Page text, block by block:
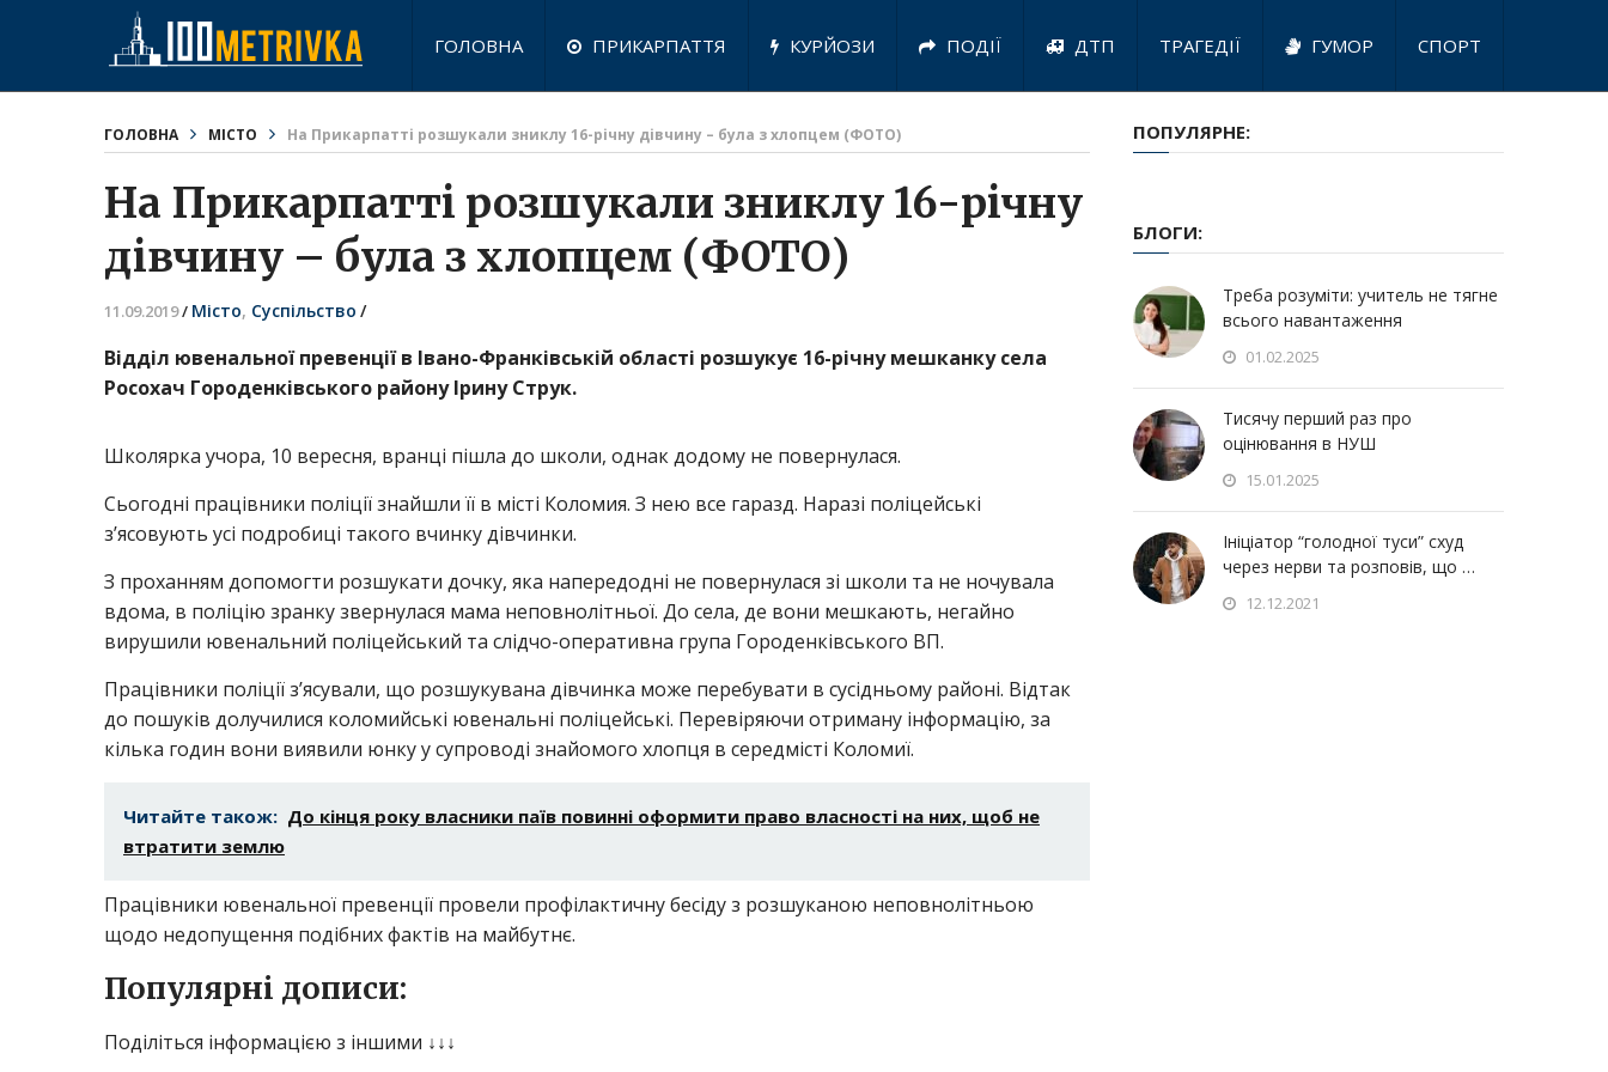
ГОЛОВНА ПРИКАРПАТТЯ КУРЙОЗИ ПОДІЇ ДТП ТРАГЕДІЇ ГУМОР СПОРТ
ГОЛОВНА МІСТО На Прикарпатті розшукали зниклу 16-річну дівчину – була з хлопцем (ФОТО)
На Прикарпатті розшукали зниклу 16-річну
дівчину – була з хлопцем (ФОТО)
11.09.2019/ Місто, Суспільство /
Відділ ювенальної превенції в Івано-Франківській області розшукує 16-річну мешканку села
Росохач Городенківського району Ірину Струк.
Школярка учора, 10 вересня, вранці пішла до школи, однак додому не повернулася.
Сьогодні працівники поліції знайшли її в місті Коломия. З нею все гаразд. Наразі поліцейські
з’ясовують усі подробиці такого вчинку дівчинки.
З проханням допомогти розшукати дочку, яка напередодні не повернулася зі школи та не ночувала
вдома, в поліцію зранку звернулася мама неповнолітньої. До села, де вони мешкають, негайно
вирушили ювенальний поліцейський та слідчо-оперативна група Городенківського ВП.
Працівники поліції з’ясували, що розшукувана дівчинка може перебувати в сусідньому районі. Відтак
до пошуків долучилися коломийські ювенальні поліцейські. Перевіряючи отриману інформацію, за
кілька годин вони виявили юнку у супроводі знайомого хлопця в середмісті Коломиї.
Читайте також: До кінця року власники паїв повинні оформити право власності на них, щоб не
втратити землю
Працівники ювенальної превенції провели профілактичну бесіду з розшуканою неповнолітньою
щодо недопущення подібних фактів на майбутнє.
Популярні дописи:
Поділіться інформацією з іншими ↓↓↓
ПОПУЛЯРНЕ:
БЛОГИ:
Треба розуміти: учитель не тягне
всього навантаження
01.02.2025
Тисячу перший раз про
оцінювання в НУШ
15.01.2025
Ініціатор “голодної туси” схуд
через нерви та розповів, що …
12.12.2021